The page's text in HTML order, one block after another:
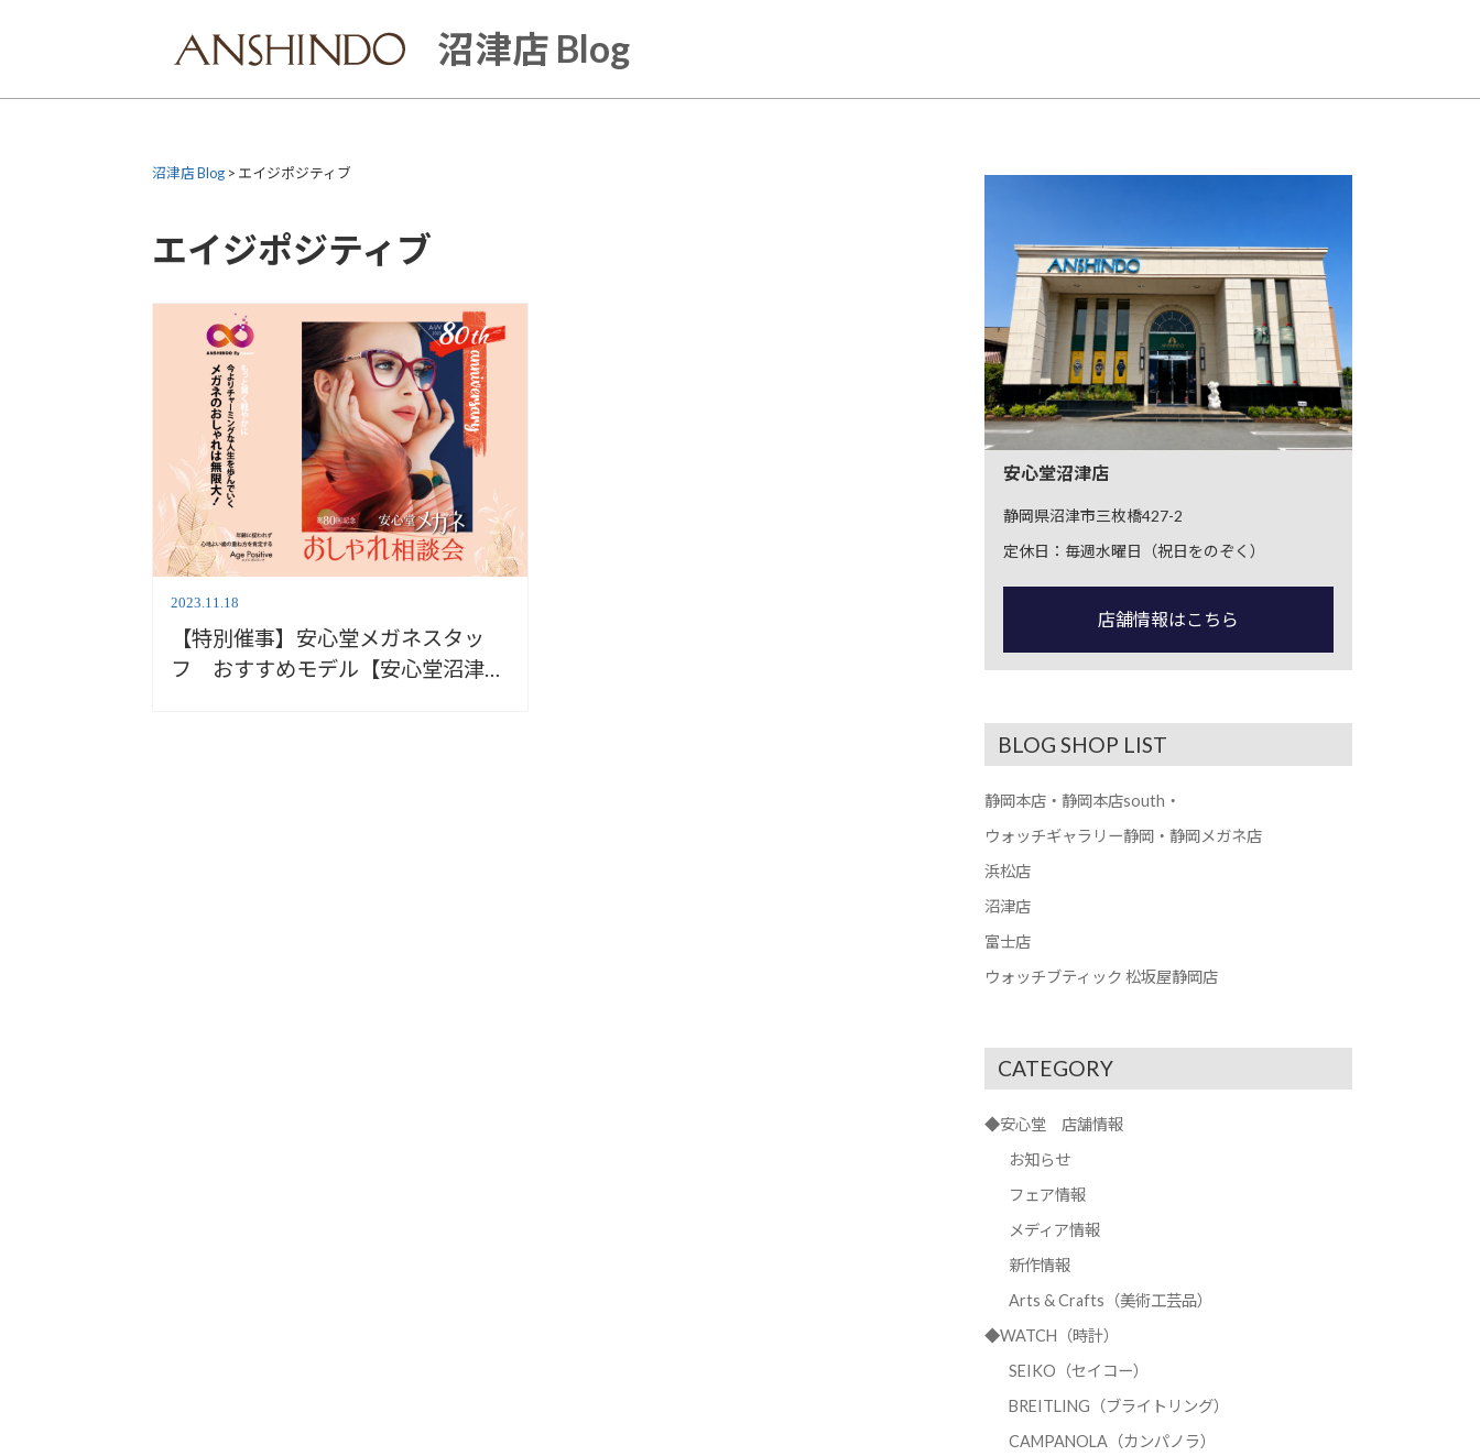
沼津店 Blog
沼津店 Blog > エイジポジティブ
エイジポジティブ
2023.11.18
【特別催事】安心堂メガネスタッ
フ おすすめモデル【安心堂沼津
安心堂沼津店
静岡県沼津市三枚橋427-2
定休日：毎週水曜日（祝日をのぞく）
店舗情報はこちら
BLOG SHOP LIST
静岡本店・静岡本店south・
ウォッチギャラリー静岡・静岡メガネ店
浜松店
沼津店
富士店
ウォッチブティック 松坂屋静岡店
CATEGORY
◆安心堂 店舗情報
お知らせ
フェア情報
メディア情報
新作情報
Arts & Crafts（美術工芸品）
◆WATCH（時計）
SEIKO（セイコー）
BREITLING（ブライトリング）
CAMPANOLA（カンパノラ）